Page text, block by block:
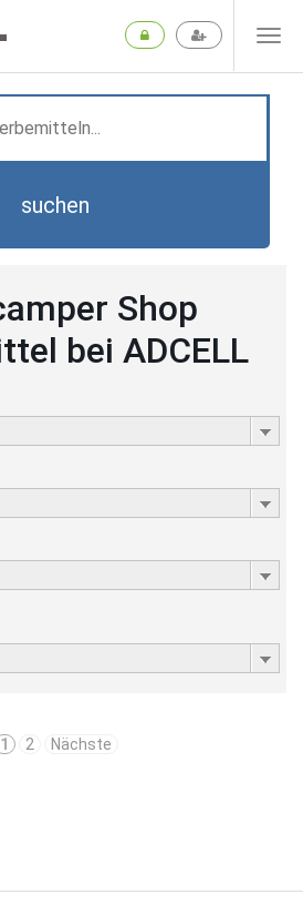
suchen
Shop
bei ADCELL
1 2 Nächste